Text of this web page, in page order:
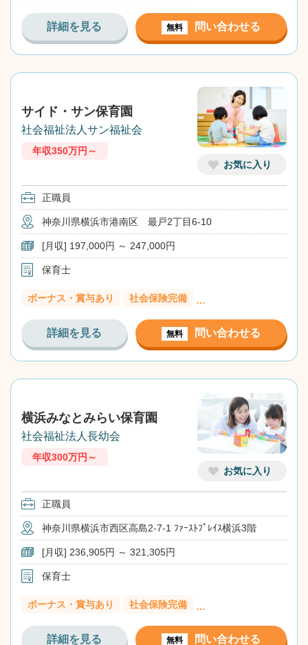
詳細を見る 無料 問い合わせる
お気に入り
サイド・サン保育園
社会福祉法人サン福祉会
年収350万円～
正職員
神奈川県横浜市港南区 最戸2丁目6-10
[月収] 197,000円 ～ 247,000円
保育士
ボーナス・賞与あり 社会保険完備 …
詳細を見る 無料 問い合わせる
お気に入り
横浜みなとみらい保育園
社会福祉法人長幼会
年収300万円～
正職員
神奈川県横浜市西区高島2-7-1 ﾌｧｰｽﾄﾌﾟﾚｲｽ横浜3階
[月収] 236,905円 ～ 321,305円
保育士
ボーナス・賞与あり 社会保険完備 …
詳細を見る 無料 問い合わせる